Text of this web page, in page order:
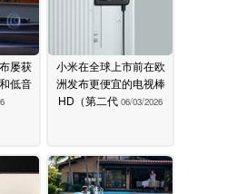
屡获
低音
小米在全球上市前在欧
洲发布更便宜的电视棒
HD（第二代 06/03/2026